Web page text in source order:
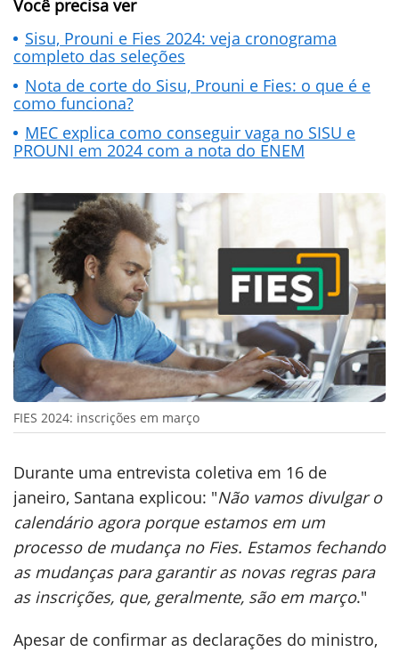
Você precisa ver
Sisu, Prouni e Fies 2024: veja cronograma
completo das seleções
Nota de corte do Sisu, Prouni e Fies: o que é e
como funciona?
MEC explica como conseguir vaga no SISU e
PROUNI em 2024 com a nota do ENEM
FIES 2024: inscrições em março
Durante uma entrevista coletiva em 16 de
janeiro, Santana explicou: "Não vamos divulgar o
calendário agora porque estamos em um
processo de mudança no Fies. Estamos fechando
as mudanças para garantir as novas regras para
as inscrições, que, geralmente, são em março."
Apesar de confirmar as declarações do ministro,